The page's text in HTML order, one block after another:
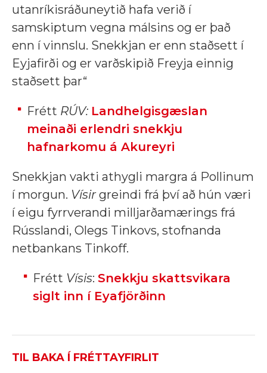
utanríkisráðuneytið hafa verið í
samskiptum vegna málsins og er það
enn í vinnslu. Snekkjan er enn staðsett í
Eyjafirði og er varðskipið Freyja einnig
staðsett þar“
Frétt RÚV: Landhelgisgæslan
meinaði erlendri snekkju
hafnarkomu á Akureyri
Snekkjan vakti athygli margra á Pollinum
í morgun. Vísirgreindi frá því að hún væri
í eigu fyrrverandi milljarðamærings frá
Rússlandi, Olegs Tinkovs, stofnanda
netbankans Tinkoff.
Frétt Vísis: Snekkju skattsvikara
siglt inn í Eyafjörðinn
TIL BAKA Í FRÉTTAYFIRLIT